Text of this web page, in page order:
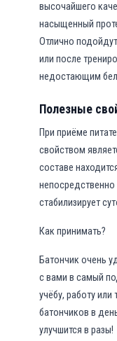
а
з
и
р
о
а
н
н
ы
й
б
т
н
ч
и
к
6
высочайшего
насыщенный
Отлично
или после
недостающим
Полезные
При приёме
свойством
составе
непосредственно
стабилизирует
Как принимать?
Батончик очень
с вами в самый
учёбу, работу или
батончиков в
улучшится в разы!